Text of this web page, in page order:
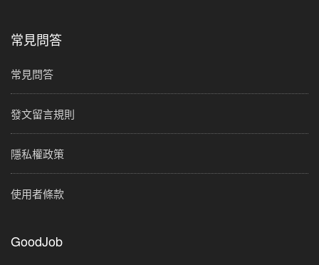
常見問答
常見問答
發文留言規則
隱私權政策
使用者條款
GoodJob